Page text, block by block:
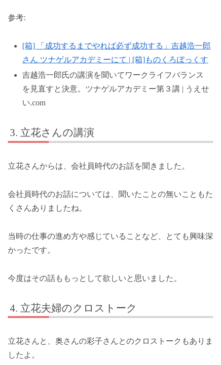
参考:
[箱] 「成功するまでやれば必ず成功する」吉越浩一郎
さん ツナゲルアカデミーにて | [箱]ものくろぼっくす
吉越浩一郎氏の講演を聞いてワークライフバランス
を見直すと決意。ツナゲルアカデミー第３講 | うえせ
い.com
立花さんの講演
立花さんからは、会社員時代のお話を聞きました。
会社員時代のお話については、聞いたことの無いこともた
くさんありましたね。
当時の仕事の進め方や感じていることなど、とても興味深
かったです。
今度はその話ももっとして欲しいと思いました。
立花夫婦のクロストーク
立花さんと、奥さんの彩子さんとのクロストークもありま
したよ。